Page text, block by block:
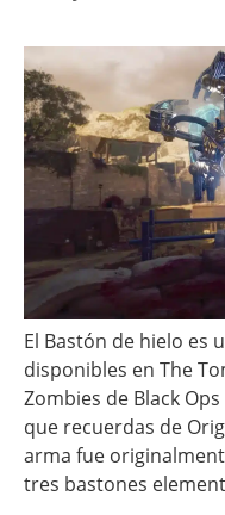
El Bastón de hielo es
disponibles en The
Zombies de Black
que recuerdas de
arma fue
tres bastones